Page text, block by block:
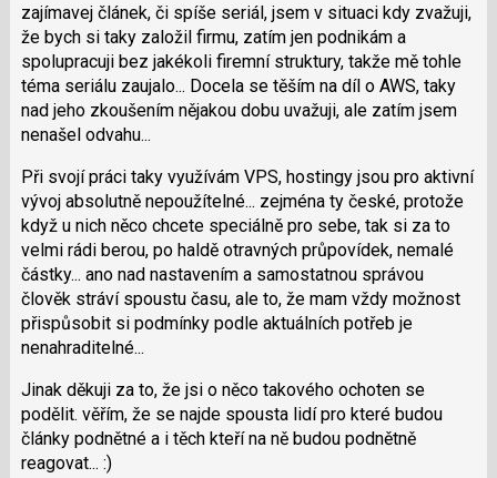
pro
následující
a
P
pro
předchozí
nový
názor
zajímavej článek, či spíše seriál, jsem v situaci kdy zvažuji,
že bych si taky založil firmu, zatím jen podnikám a
spolupracuji bez jakékoli firemní struktury, takže mě tohle
téma seriálu zaujalo... Docela se těším na díl o AWS, taky
nad jeho zkoušením nějakou dobu uvažuji, ale zatím jsem
nenašel odvahu...
Při svojí práci taky využívám VPS, hostingy jsou pro aktivní
vývoj absolutně nepoužítelné... zejména ty české, protože
když u nich něco chcete speciálně pro sebe, tak si za to
velmi rádi berou, po haldě otravných průpovídek, nemalé
částky... ano nad nastavením a samostatnou správou
člověk stráví spoustu času, ale to, že mam vždy možnost
přispůsobit si podmínky podle aktuálních potřeb je
nenahraditelné...
Jinak děkuji za to, že jsi o něco takového ochoten se
podělit. věřím, že se najde spousta lidí pro které budou
články podnětné a i těch kteří na ně budou podnětně
reagovat... :)